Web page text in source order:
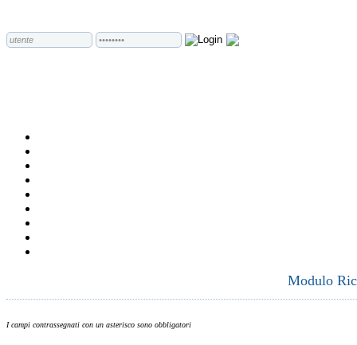
Modulo
I campi contrassegnati con un asterisco sono obbligatori